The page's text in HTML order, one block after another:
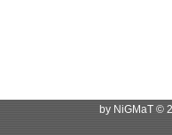
by NiGMaT